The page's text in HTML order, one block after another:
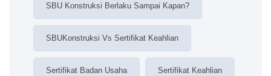
SBU Konstruksi Berlaku Sampai Kapan?
SBUKonstruksi Vs Sertifikat Keahlian
Sertifikat Badan Usaha Sertifikat Keahlian